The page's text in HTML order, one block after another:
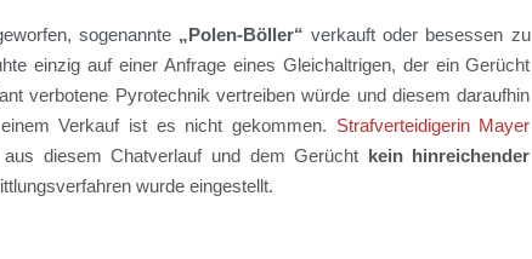
, sogenannte „Polen-Böller“ verkauft oder besessen zu
einzig auf einer Anfrage eines Gleichaltrigen, der ein Gerücht
verbotene Pyrotechnik vertreiben würde und diesem daraufhin
Verkauf ist es nicht gekommen. Strafverteidigerin Mayer
diesem Chatverlauf und dem Gerücht kein hinreichender
wurde eingestellt.